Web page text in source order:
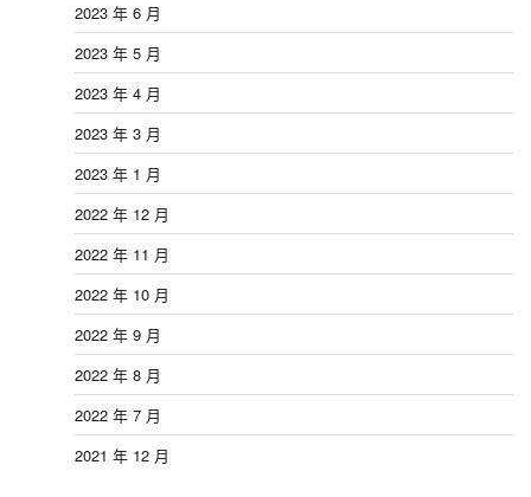
2023 年 6 月
2023 年 5 月
2023 年 4 月
2023 年 3 月
2023 年 1 月
2022 年 12 月
2022 年 11 月
2022 年 10 月
2022 年 9 月
2022 年 8 月
2022 年 7 月
2021 年 12 月